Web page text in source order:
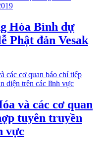
Hòa Bình dự
Phật đản Vesak
và các cơ quan
tuyên truyền
vực